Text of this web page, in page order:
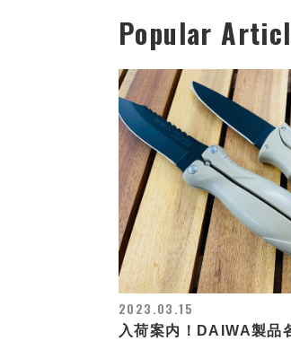
Popular
2023.03.15
入荷案内！DAIWA製品